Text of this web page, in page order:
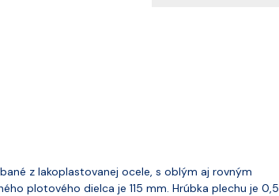
z lakoplastovanej ocele, s oblým aj rovným
plotového dielca je 115 mm. Hrúbka plechu je 0,5